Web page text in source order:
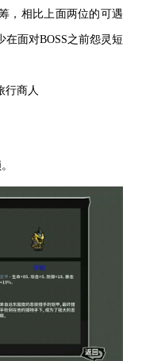
，相比上面两位的可遇
在面对BOSS之前怨灵短
行商人